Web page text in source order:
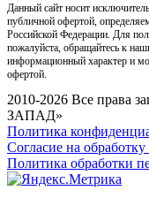
Данный сайт носит
публичной офертой,
Российской Федерации. Для
пожалуйста, обращайтесь к
информационный характер и
офертой.
2010-2026 Все
ЗАПАД»
Политика
Согласие на
Политика обработки